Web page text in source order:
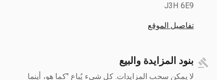
J3H 6E9
تفاصيل الموقع
بنود المزايدة والبيع
لا يمكن سحب المزايدات. كل شيء يُباع "كما هو، أينما